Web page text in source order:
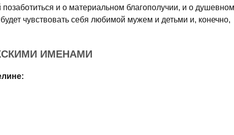
и о ма­териальном благополучии, и о душевном
чувствовать себя любимой мужем и детьми и, ко­нечно,
ИМЕНАМИ